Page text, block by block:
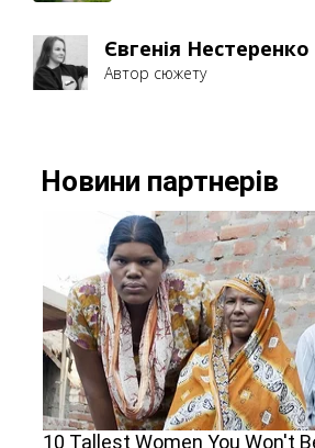
Євгенія Нестеренко
Автор сюжету